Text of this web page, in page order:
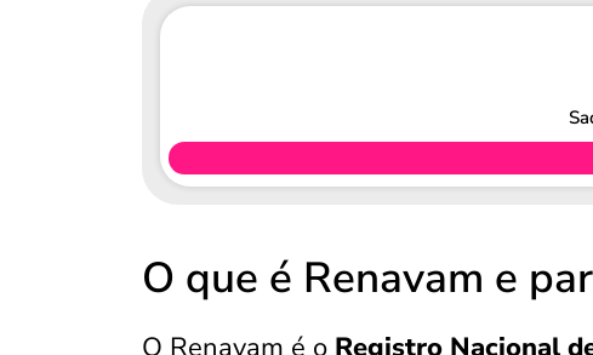
O que é Renavam e
O Renavam é o Registro Nacional